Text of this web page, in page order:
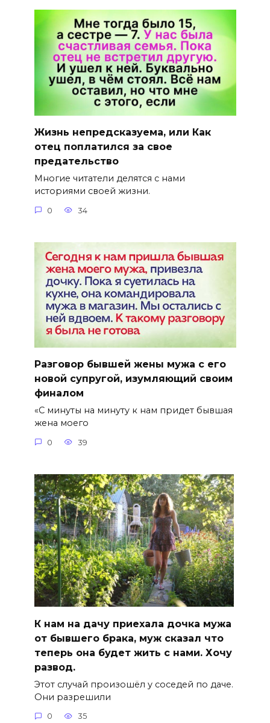
Жизнь непредсказуема, или Как
отец поплатился за свое
предательство
Многие читатели делятся с нами
историями своей жизни.
0 34
Разговор бывшей жены мужа с его
новой супругой, изумляющий своим
финалом
«С минуты на минуту к нам придет бывшая
жена моего
0 39
К нам на дачу приехала дочка мужа
от бывшего брака, муж сказал что
теперь она будет жить с нами. Хочу
развод.
Этот случай произошёл у соседей по даче.
Они разрешили
0 35